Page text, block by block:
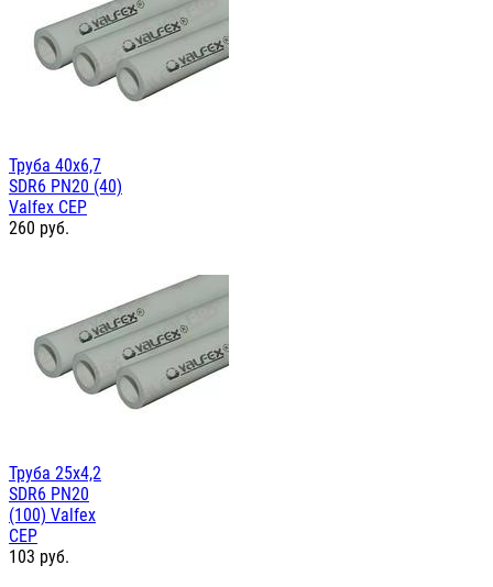
Труба 40х6,7
SDR6 PN20 (40)
Valfex СЕР
260 руб.
Труба 25х4,2
SDR6 PN20
(100) Valfex
СЕР
103 руб.